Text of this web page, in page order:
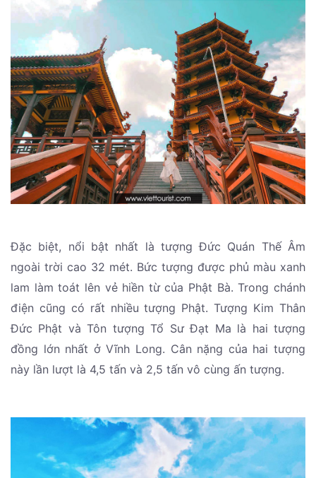
Đặc biệt, nổi bật nhất là tượng Đức Quán Thế Âm
ngoài trời cao 32 mét. Bức tượng được phủ màu xanh
lam làm toát lên vẻ hiền từ của Phật Bà. Trong chánh
điện cũng có rất nhiều tượng Phật. Tượng Kim Thân
Đức Phật và Tôn tượng Tổ Sư Đạt Ma là hai tượng
đồng lớn nhất ở Vĩnh Long. Cân nặng của hai tượng
này lần lượt là 4,5 tấn và 2,5 tấn vô cùng ấn tượng.